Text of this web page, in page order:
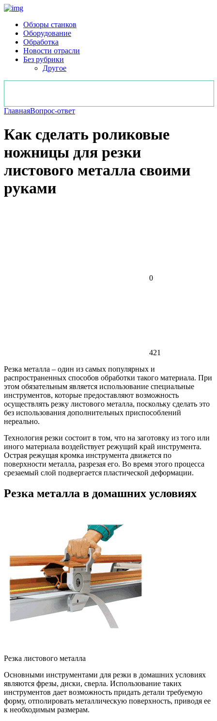
Обзоры станков
Оборудование
Обработка
Новости отрасли
Без рубрики
Другое
ГлавнаяВопрос-ответ
Как сделать роликовые
ножницы для резки
листового металла своими
руками
0
421
Резка металла – один из самых популярных и
распространенных способов обработки такого материала. При
этом обязательным является использование специальные
инструментов, которые предоставляют возможность
осуществлять резку листового металла, поскольку сделать это
без использования дополнительных приспособлений
нереально.
Технология резки состоит в том, что на заготовку из того или
иного материала воздействует режущий край инструмента.
Острая режущая кромка инструмента движется по
поверхности металла, разрезая его. Во время этого процесса
срезаемый слой подвергается пластической деформации.
Резка металла в домашних условиях
Резка листового металла
Основными инструментами для резки в домашних условиях
являются фрезы, диски, сверла. Использование таких
инструментов дает возможность придать детали требуемую
форму, отполировать металлическую поверхность, приводя ее
к необходимым размерам.